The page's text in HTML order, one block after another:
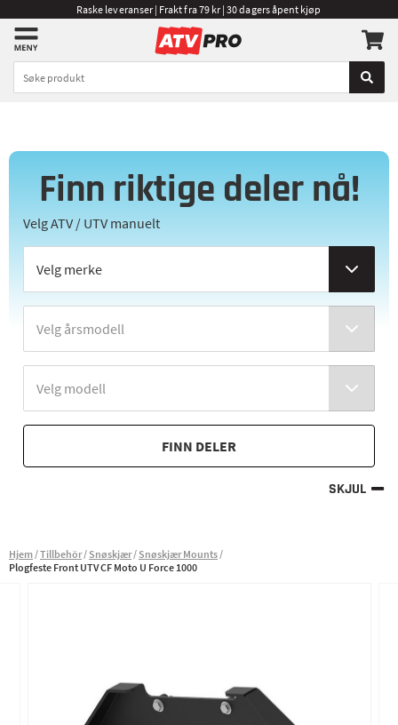
Raske leveranser | Frakt fra 79 kr | 30 dagers åpent kjøp
Finn riktige deler nå!
Velg ATV / UTV manuelt
FINN DELER
SKJUL
Hjem Tillbehör Snøskjær Snøskjær Mounts
Plogfeste Front UTV CF Moto U Force 1000